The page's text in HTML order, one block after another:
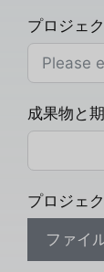
プロジェ
成果物と
プロジェ
ファイ